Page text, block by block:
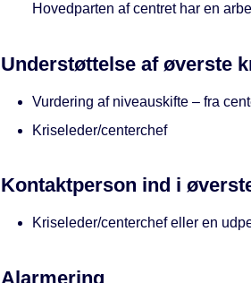
Hovedparten af centret har en
Understøttelse af øverste
Vurdering af niveauskifte – fra
Kriseleder/centerchef
Kontaktperson ind i
Kriseleder/centerchef eller en
Alarmering